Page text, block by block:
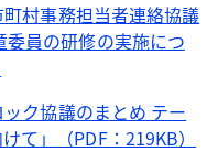
村事務担当者連絡協議
員の研修の実施につ
ク協議のまとめ テー
て」（PDF：219KB）